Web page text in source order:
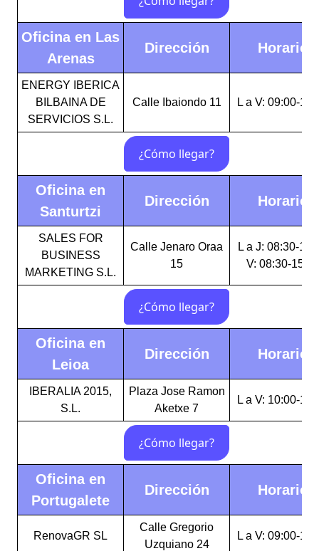
Oficina en Las
Arenas
Dirección Horario
ENERGY IBERICA
BILBAINA DE
SERVICIOS S.L.
Calle Ibaiondo 11 L a V: 09:00-
Oficina en
Santurtzi
Dirección Horario
SALES FOR
BUSINESS
MARKETING S.L.
Calle Jenaro Oraa
15
L a J: 08:30-
V: 08:30-15:00
Oficina en
Leioa
Dirección Horario
IBERALIA 2015,
S.L.
Plaza Jose Ramon
Aketxe 7
L a V: 10:00-
Oficina en
Portugalete
Dirección Horario
RenovaGR SL
Calle Gregorio
Uzquiano 24
L a V: 09:00-